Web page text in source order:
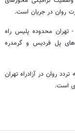
روان در جریان است.
تهران محدوده پلیس راه
پل فردیس و گرمدره
روان در آزادراه تهران
است.